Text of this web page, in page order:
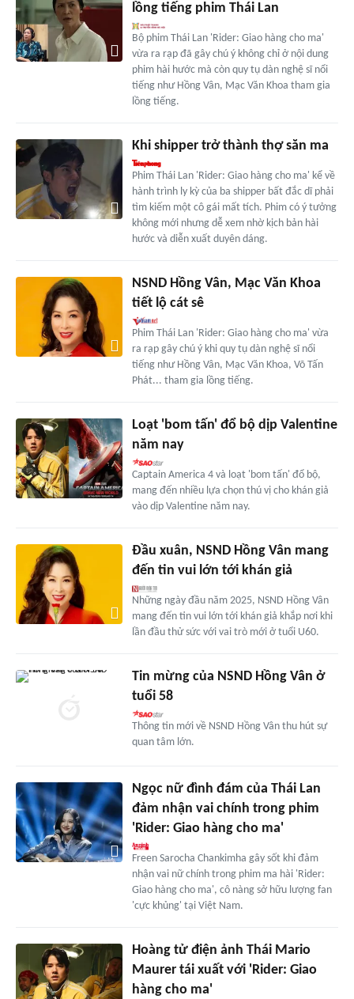
lồng tiếng phim Thái Lan
Bộ phim Thái Lan 'Rider: Giao hàng cho ma'
vừa ra rạp đã gây chú ý không chỉ ở nội dung
phim hài hước mà còn quy tụ dàn nghệ sĩ nổi
tiếng như Hồng Vân, Mạc Văn Khoa tham gia
lồng tiếng.
Khi shipper trở thành thợ săn ma
Phim Thái Lan 'Rider: Giao hàng cho ma' kể về
hành trình ly kỳ của ba shipper bất đắc dĩ phải
tìm kiếm một cô gái mất tích. Phim có ý tưởng
không mới nhưng dễ xem nhờ kịch bản hài
hước và diễn xuất duyên dáng.
NSND Hồng Vân, Mạc Văn Khoa
tiết lộ cát sê
Phim Thái Lan 'Rider: Giao hàng cho ma' vừa
ra rạp gây chú ý khi quy tụ dàn nghệ sĩ nổi
tiếng như Hồng Vân, Mạc Văn Khoa, Võ Tấn
Phát... tham gia lồng tiếng.
Loạt 'bom tấn' đổ bộ dịp Valentine
năm nay
Captain America 4 và loạt 'bom tấn' đổ bộ,
mang đến nhiều lựa chọn thú vị cho khán giả
vào dịp Valentine năm nay.
Đầu xuân, NSND Hồng Vân mang
đến tin vui lớn tới khán giả
Những ngày đầu năm 2025, NSND Hồng Vân
mang đến tin vui lớn tới khán giả khắp nơi khi
lần đầu thử sức với vai trò mới ở tuổi U60.
Tin mừng của NSND Hồng Vân ở
tuổi 58
Thông tin mới về NSND Hồng Vân thu hút sự
quan tâm lớn.
Ngọc nữ đình đám của Thái Lan
đảm nhận vai chính trong phim
'Rider: Giao hàng cho ma'
Freen Sarocha Chankimha gây sốt khi đảm
nhận vai nữ chính trong phim ma hài 'Rider:
Giao hàng cho ma', cô nàng sở hữu lượng fan
'cực khủng' tại Việt Nam.
Hoàng tử điện ảnh Thái Mario
Maurer tái xuất với 'Rider: Giao
hàng cho ma'